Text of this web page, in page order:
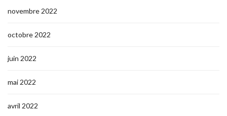
novembre 2022
octobre 2022
juin 2022
mai 2022
avril 2022